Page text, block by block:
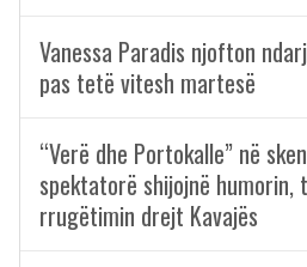
Vanessa Paradis njofton
pas tetë vitesh martesë
“Verë dhe Portokalle” në
spektatorë shijojnë humorin,
rrugëtimin drejt Kavajës